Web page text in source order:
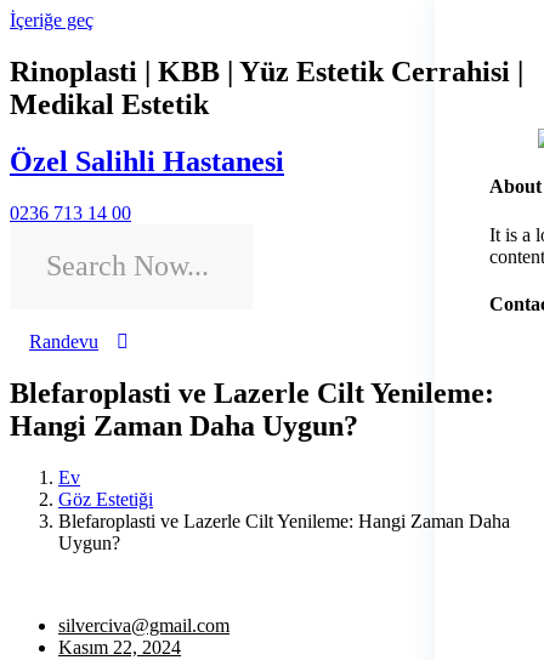
About
It is a
İçeriğe geç
Rinoplasti | KBB | Yüz Estetik Cerrahisi |
Medikal Estetik
Özel Salihli Hastanesi
0236 713 14 00
Randevu
Blefaroplasti ve Lazerle Cilt Yenileme:
Hangi Zaman Daha Uygun?
Ev
Göz Estetiği
Blefaroplasti ve Lazerle Cilt Yenileme: Hangi Zaman Daha
Uygun?
silverciva@gmail.com
Kasım 22, 2024